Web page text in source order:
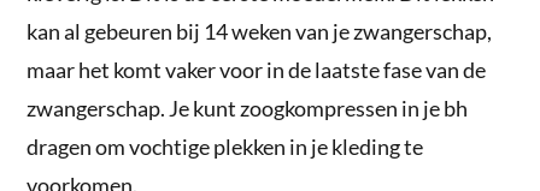
kan al gebeuren bij 14 weken van je zwangerschap,
maar het komt vaker voor in de laatste fase van de
zwangerschap. Je kunt zoogkompressen in je bh
dragen om vochtige plekken in je kleding te
voorkomen.